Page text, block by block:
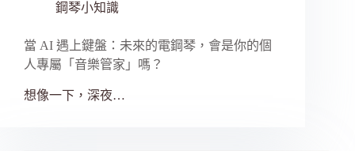
鋼琴小知識
當 AI 遇上鍵盤：未來的電鋼琴，會是你的個
人專屬「音樂管家」嗎？
想像一下，深夜…